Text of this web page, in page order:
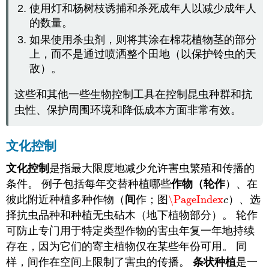
使用灯和杨树枝诱捕和杀死成年人以减少成年人
的数量。
如果使用杀虫剂，则将其涂在棉花植物茎的部分
上，而不是通过喷洒整个田地（以保护铃虫的天
敌）。
这些和其他一些生物控制工具在控制昆虫种群和抗
虫性、保护周围环境和降低成本方面非常有效。
文化控制
文化控制 是指最大限度地减少允许害虫繁殖和传播的
条件。 例子包括每年交替种植哪些作物（轮作）、在
彼此附近种植多种作物（ 间作；图 \PageIndexc
\PageIndexc）、选
择抗虫品种和种植无虫砧木（地下植物部分）。 轮作
可防止专门用于特定类型作物的害虫年复一年地持续
存在，因为它们的寄主植物仅在某些年份可用。 同
样，间作在空间上限制了害虫的传播。条状种植是一